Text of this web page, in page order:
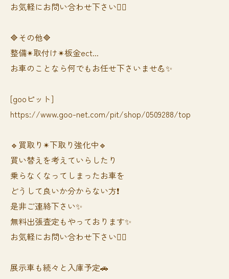
お気軽にお問い合わせ下さい🙆‍♀️
🔷その他🔷
整備✴︎取付け✴︎板金ect...
お車のことなら何でもお任せ下さいませ💪✨
[gooピット]
https://www.goo-net.com/pit/shop/0509288/top
🔹買取り✴︎下取り強化中🔹
買い替えを考えていらしたり
乗らなくなってしまったお車を
どうして良いか分からない方❗️
是非ご連絡下さい✨
無料出張査定もやっております✨
お気軽にお問い合わせ下さい🙆‍♀️
展示車も続々と入庫予定🚗